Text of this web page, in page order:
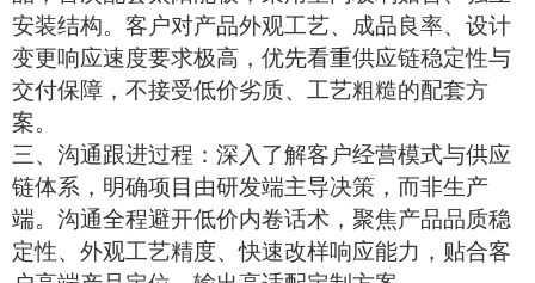
安装结构。客户对产品外观工艺、成品良率、设计
变更响应速度要求极高，优先看重供应链稳定性与
交付保障，不接受低价劣质、工艺粗糙的配套方
案。
三、沟通跟进过程：深入了解客户经营模式与供应
链体系，明确项目由研发端主导决策，而非生产
端。沟通全程避开低价内卷话术，聚焦产品品质稳
定性、外观工艺精度、快速改样响应能力，贴合客